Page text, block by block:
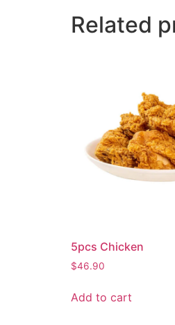
Related
5pcs Chicken
$46.90
Add to cart